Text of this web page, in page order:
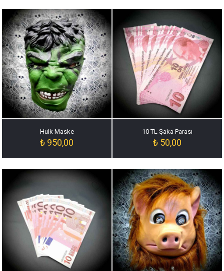
Hulk Maske
₺ 950,00
10 TL Şaka Parası
₺ 50,00